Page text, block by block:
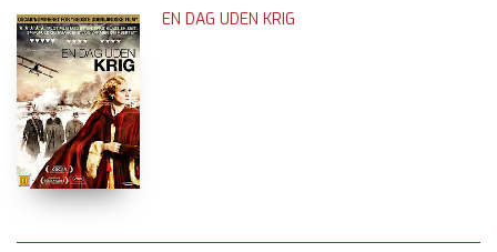
EN DAG UDEN KRIG